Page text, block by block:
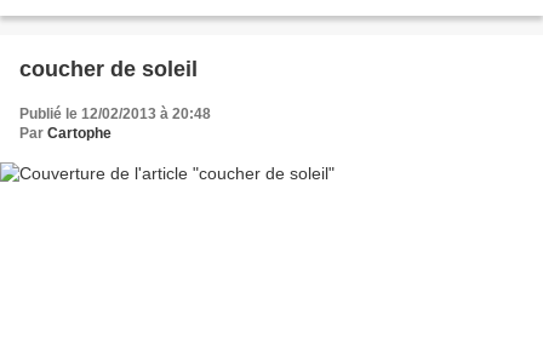
coucher de soleil
Publié le 12/02/2013 à 20:48
Par Cartophe